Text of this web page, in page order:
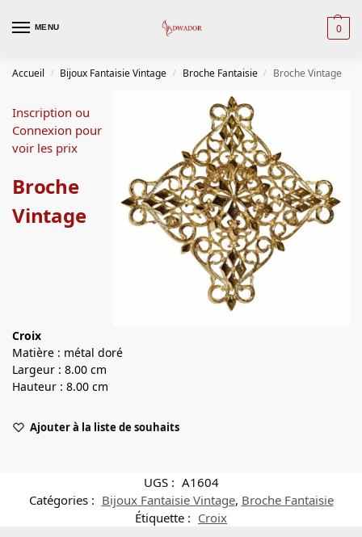
MENU 0
Accueil / Bijoux Fantaisie Vintage / Broche Fantaisie / Broche Vintage
Inscription ou
Connexion pour
voir les prix
Broche
Vintage
Croix
Matière : métal doré
Largeur : 8.00 cm
Hauteur : 8.00 cm
Ajouter à la liste de souhaits
UGS : A1604
Catégories : Bijoux Fantaisie Vintage, Broche Fantaisie
Étiquette : Croix